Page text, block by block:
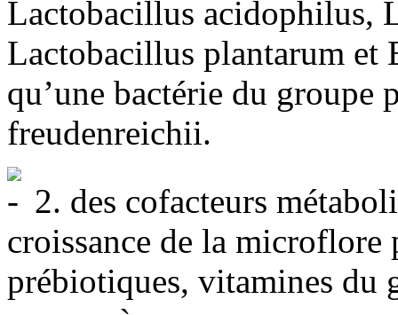
Lactobacillus acidophilus,
Lactobacillus plantarum
qu’une bactérie du
freudenreichii.
2. des cofacteurs
croissance de la
prébiotiques, vitamines du